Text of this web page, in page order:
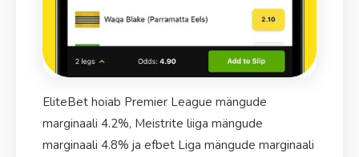
EliteBet hoiab Premier League mängude
marginaali 4.2%, Meistrite liiga mängude
marginaali 4.8% ja efbet Liga mängude marginaali